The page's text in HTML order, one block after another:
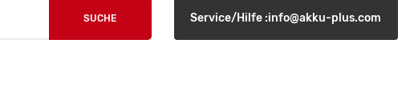
SUCHE Service/Hilfe :info@akku-plus.com